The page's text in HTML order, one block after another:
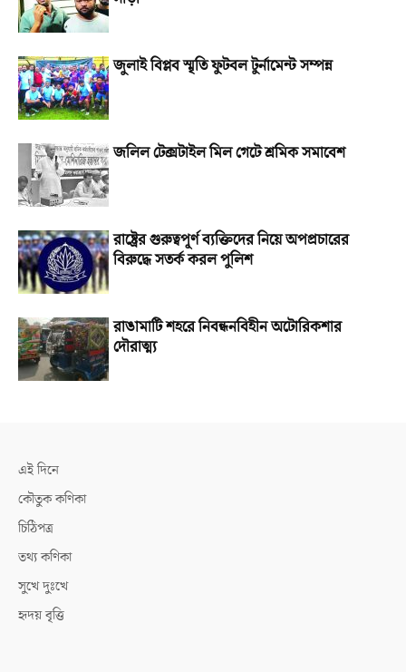
জুলাই বিপ্লব স্মৃতি ফুটবল টুর্নামেন্ট সম্পন্ন
জলিল টেক্সটাইল মিল গেটে শ্রমিক সমাবেশ
রাষ্ট্রের গুরুত্বপূর্ণ ব্যক্তিদের নিয়ে অপপ্রচারের
বিরুদ্ধে সতর্ক করল পুলিশ
রাঙামাটি শহরে নিবন্ধনবিহীন অটোরিকশার
দৌরাত্ম্য
এই দিনে
কৌতুক কণিকা
চিঠিপত্র
তথ্য কণিকা
সুখে দুঃখে
হৃদয় বৃত্তি